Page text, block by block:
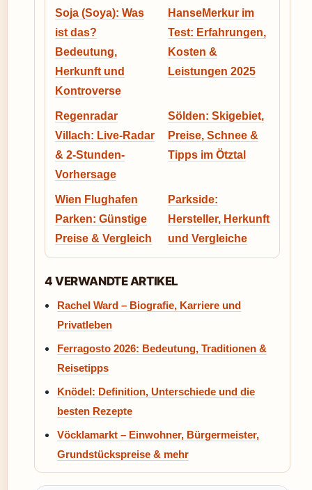
Soja (Soya): Was
ist das?
Bedeutung,
Herkunft und
Kontroverse
HanseMerkur im
Test: Erfahrungen,
Kosten &
Leistungen 2025
Regenradar
Villach: Live-Radar
& 2-Stunden-
Vorhersage
Sölden: Skigebiet,
Preise, Schnee &
Tipps im Ötztal
Wien Flughafen
Parken: Günstige
Preise & Vergleich
Parkside:
Hersteller, Herkunft
und Vergleiche
4 VERWANDTE ARTIKEL
Rachel Ward – Biografie, Karriere und
Privatleben
Ferragosto 2026: Bedeutung, Traditionen &
Reisetipps
Knödel: Definition, Unterschiede und die
besten Rezepte
Vöcklamarkt – Einwohner, Bürgermeister,
Grundstückspreise & mehr